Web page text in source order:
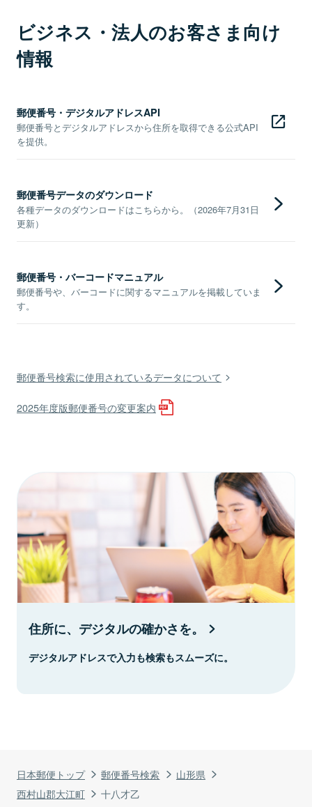
日本郵便トップ 郵便番号検索
山形県
西村山郡大江町
十八才乙
ビジネス・法人のお客さま向け
情報
郵便番号・デジタルアドレスAPI
郵便番号とデジタルアドレスから住所を取得できる公式API
を提供。
郵便番号データのダウンロード
各種データのダウンロードはこちらから。（2026年7月31日
更新）
郵便番号・バーコードマニュアル
郵便番号や、バーコードに関するマニュアルを掲載していま
す。
郵便番号検索に使用されているデータについて
2025年度版郵便番号の変更案内
住所に、デジタルの確かさを。
デジタルアドレスで入力も検索もスムーズに。